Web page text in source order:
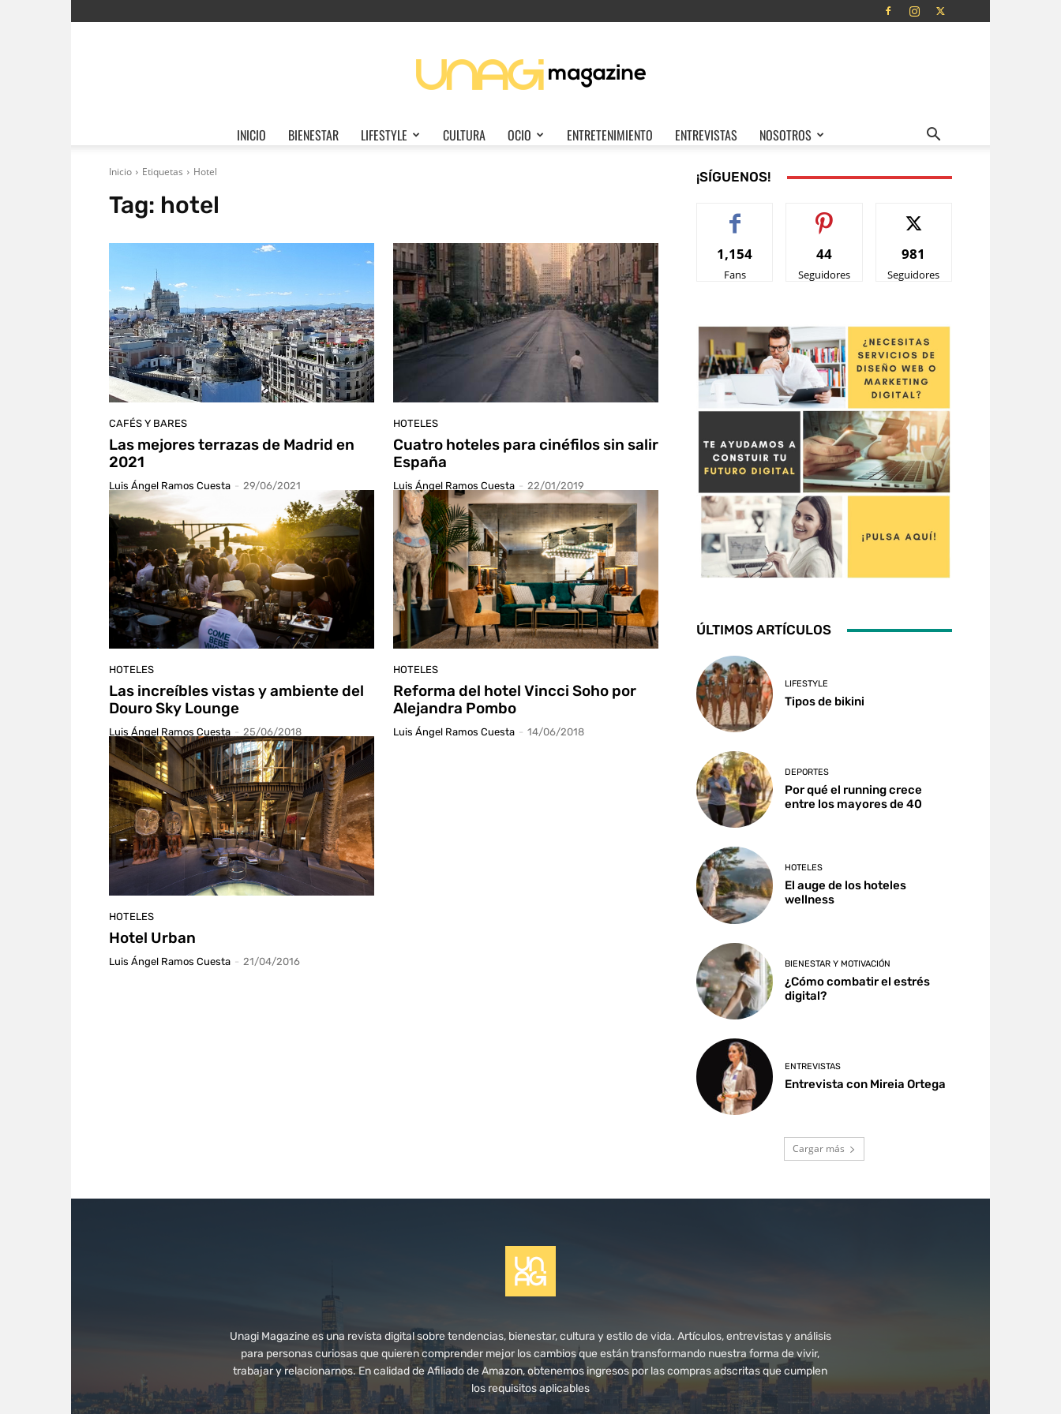
Magazine
INICIO BIENESTAR LIFESTYLE CULTURA OCIO ENTRETENIMIENTO ENTREVISTAS NOSOTROS
Inicio Etiquetas Hotel
Tag: hotel
CAFÉS Y BARES
Las mejores terrazas de Madrid en
2021
Luis Ángel Ramos Cuesta - 29/06/2021
HOTELES
Cuatro hoteles para cinéfilos sin salir
España
Luis Ángel Ramos Cuesta - 22/01/2019
HOTELES
Las increíbles vistas y ambiente del
Douro Sky Lounge
Luis Ángel Ramos Cuesta - 25/06/2018
HOTELES
Reforma del hotel Vincci Soho por
Alejandra Pombo
Luis Ángel Ramos Cuesta - 14/06/2018
HOTELES
Hotel Urban
Luis Ángel Ramos Cuesta - 21/04/2016
¡SÍGUENOS!
1,154
Fans
44
Seguidores
981
Seguidores
ÚLTIMOS ARTÍCULOS
LIFESTYLE
Tipos de bikini
DEPORTES
Por qué el running crece
entre los mayores de 40
HOTELES
El auge de los hoteles
wellness
BIENESTAR Y MOTIVACIÓN
¿Cómo combatir el estrés
digital?
ENTREVISTAS
Entrevista con Mireia Ortega
Cargar más
Unagi Magazine es una revista digital sobre tendencias, bienestar, cultura y estilo de vida. Artículos, entrevistas y análisis
para personas curiosas que quieren comprender mejor los cambios que están transformando nuestra forma de vivir,
trabajar y relacionarnos. En calidad de Afiliado de Amazon, obtenemos ingresos por las compras adscritas que cumplen
los requisitos aplicables